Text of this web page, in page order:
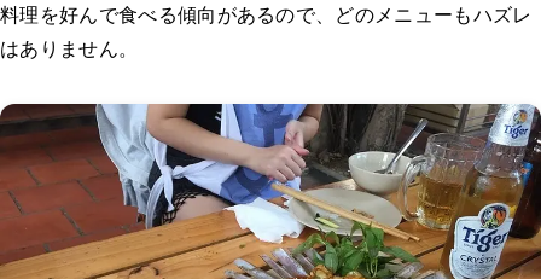
料理を好んで食べる傾向があるので、どのメニューもハズレ
はありません。